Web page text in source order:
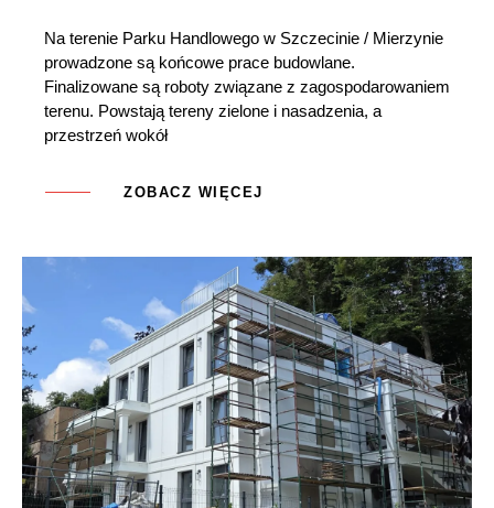
Na terenie Parku Handlowego w Szczecinie / Mierzynie
prowadzone są końcowe prace budowlane.
Finalizowane są roboty związane z zagospodarowaniem
terenu. Powstają tereny zielone i nasadzenia, a
przestrzeń wokół
ZOBACZ WIĘCEJ